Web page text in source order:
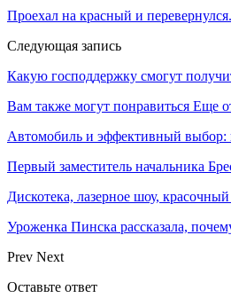
Проехал на красный и
Следующая запись
Какую господдержку смогут
Вам также могут понравиться Еще
Автомобиль и эффективный выбор:
Первый заместитель начальника
Дискотека, лазерное шоу,
Уроженка Пинска рассказала,
Prev Next
Оставьте ответ